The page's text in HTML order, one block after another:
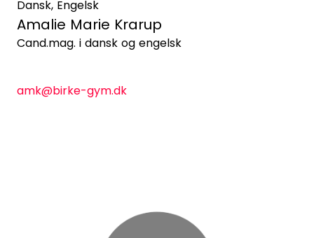
Dansk, Engelsk
Amalie Marie Krarup
Cand.mag. i dansk og engelsk
amk@birke-gym.dk